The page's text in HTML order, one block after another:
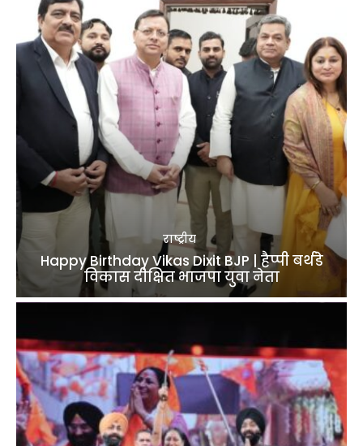
राष्ट्रीय
Happy Birthday Vikas Dixit BJP | हैप्पी बर्थडे
विकास दीक्षित भाजपा युवा नेता